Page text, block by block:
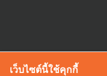
เว็บไซต์นี้ใช้คุกกี้